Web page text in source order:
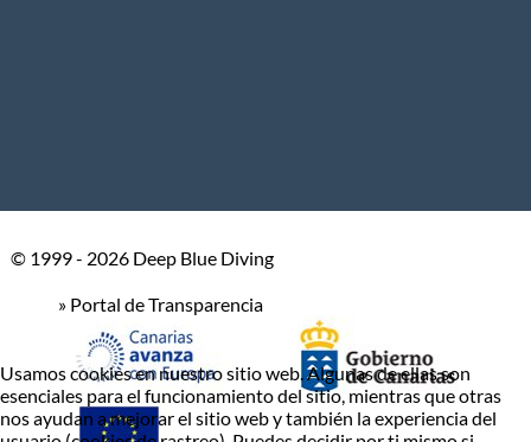
© 1999 - 2026 Deep Blue Diving
» Portal de Transparencia
Usamos cookies en nuestro sitio web. Algunas de ellas son
esenciales para el funcionamiento del sitio, mientras que otras
nos ayudan a mejorar el sitio web y también la experiencia del